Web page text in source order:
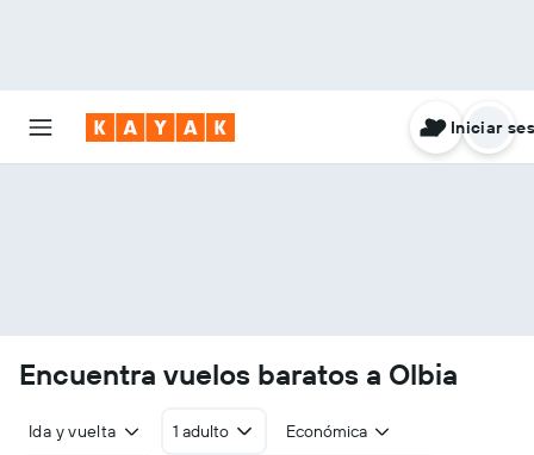
Iniciar
Encuentra vuelos baratos a Olbia
Ida y vuelta 1 adulto Económica